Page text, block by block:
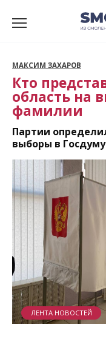
МАКСИМ ЗАХАРОВ
Кто
область на
фамилии
Партии
выборы в
ЛЕНТА НОВОСТЕЙ